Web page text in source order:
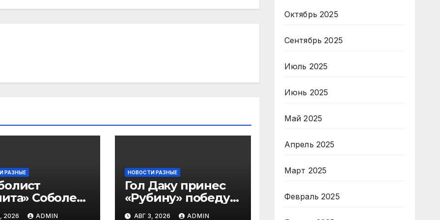
РАЗНЫЕ
Соболев:
скрывать
2026 ADMIN
НОВОСТИ РАЗНЫЕ
Гол Даку принес
«Рубину» победу
над «Акроном» в
АВГ 3, 2026 ADMIN
Октябрь 2025
Сентябрь 2025
Июль 2025
Июнь 2025
Май 2025
Апрель 2025
Март 2025
Февраль 2025